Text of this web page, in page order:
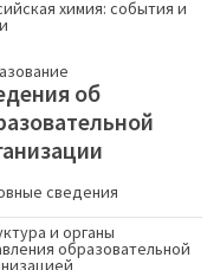
химия: события и
об
сведения
и органы
образовательной